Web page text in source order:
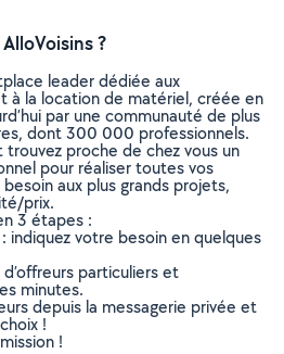
?
leader dédiée aux
à la location de matériel, créée en
par une communauté de plus
dont 300 000 professionnels.
proche de chez vous un
pour réaliser toutes vos
aux plus grands projets,
prix.
3 étapes :
indiquez votre besoin en quelques
particuliers et
minutes.
depuis la messagerie privée et
!
!